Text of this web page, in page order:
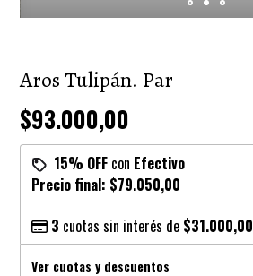
Aros Tulipán. Par
$93.000,00
15% OFF con Efectivo
Precio final: $79.050,00
3 cuotas sin interés de $31.000,00
Ver cuotas y descuentos